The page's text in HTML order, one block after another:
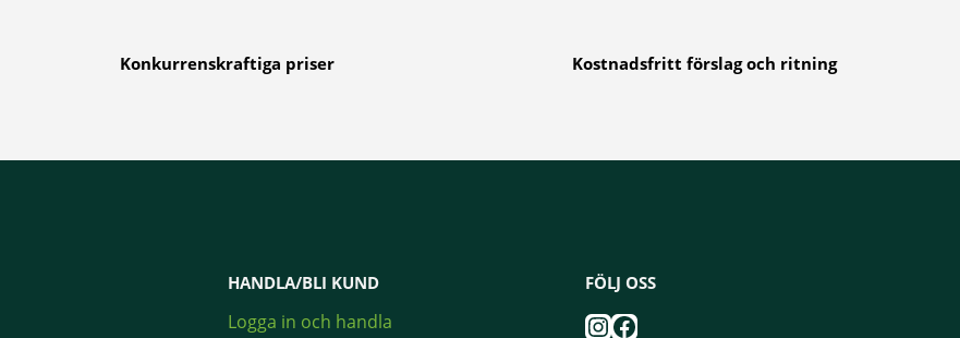
Konkurrenskraftiga priser Kostnadsfritt förslag och ritning
HANDLA/BLI KUND
Logga in och handla
FÖLJ OSS